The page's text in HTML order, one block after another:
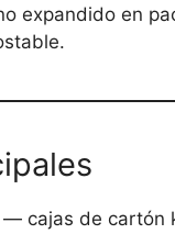
expandido en
— cajas de cartón